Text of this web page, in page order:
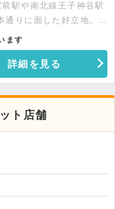
駅や南北線王子神谷駅
通りに面した好立地。エ
。
ます
詳細を見る
ト店舗